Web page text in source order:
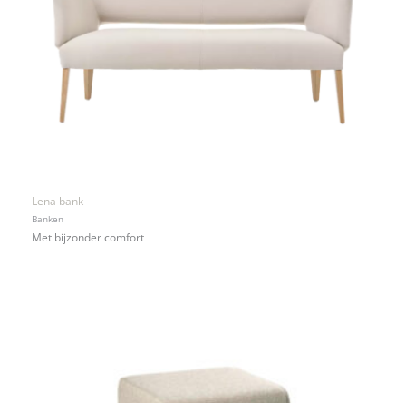
Lena bank
Banken
Met bijzonder comfort